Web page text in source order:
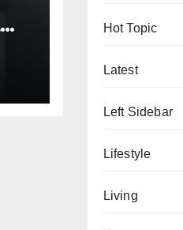
Hot Topic
Latest
Left Sidebar
Lifestyle
Living